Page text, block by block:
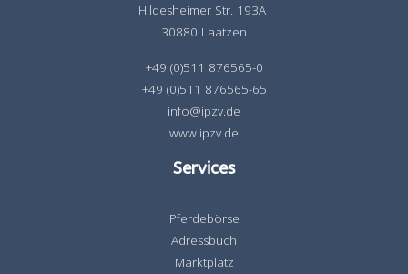
Hildesheimer Str. 193A
30880 Laatzen
+49 (0)511 876565-0
+49 (0)511 876565-65
info@ipzv.de
www.ipzv.de
Services
Pferdebörse
Adressbuch
Marktplatz